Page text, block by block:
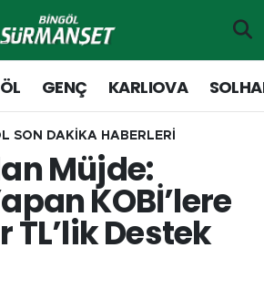
GENÇ KARLIOVA
SON DAKİKA HABERLERİ
Müjde:
KOBİ’lere
TL’lik Destek
Durumu
Yoğunluk Haritası
Durumu ve Fikstür